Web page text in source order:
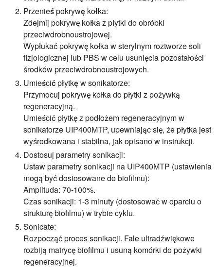
Przenieś pokrywę kołka:
Zdejmij pokrywę kołka z płytki do obróbki
przeciwdrobnoustrojowej.
Wypłukać pokrywę kołka w sterylnym roztworze soli
fizjologicznej lub PBS w celu usunięcia pozostałości
środków przeciwdrobnoustrojowych.
Umieścić płytkę w sonikatorze:
Przymocuj pokrywę kołka do płytki z pożywką
regeneracyjną.
Umieścić płytkę z podłożem regeneracyjnym w
sonikatorze UIP400MTP, upewniając się, że płytka jest
wyśrodkowana i stabilna, jak opisano w instrukcji.
Dostosuj parametry sonikacji:
Ustaw parametry sonikacji na UIP400MTP (ustawienia
mogą być dostosowane do biofilmu):
Amplituda: 70-100%.
Czas sonikacji: 1-3 minuty (dostosować w oparciu o
strukturę biofilmu) w trybie cyklu.
Sonicate:
Rozpocząć proces sonikacji. Fale ultradźwiękowe
rozbiją matrycę biofilmu i usuną komórki do pożywki
regeneracyjnej.